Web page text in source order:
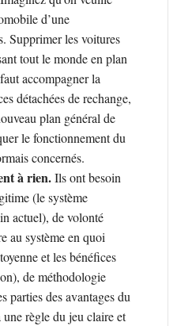
d’une
Supprimer les voitures
tout le monde en plan
accompagner la
détachées de rechange,
plan général de
le fonctionnement du
concernés.
à rien.Ils ont besoin
(le système
actuel), de volonté
au système en quoi
et les bénéfices
de méthodologie
parties des avantages du
règle du jeu claire et